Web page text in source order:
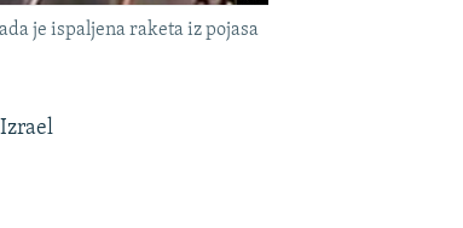
je ispaljena raketa iz pojasa